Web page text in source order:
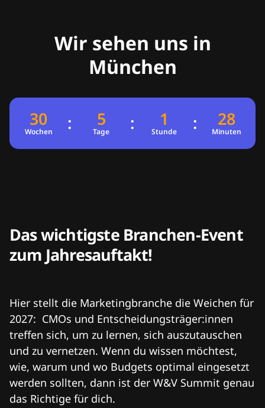
Wir sehen uns in
München
30
29
Wochen : 5
4
Tage : 1
0
Stunde : 28
27
Minuten
Das wichtigste Branchen-Event
zum Jahresauftakt!
Hier stellt die Marketingbranche die Weichen für
2027: CMOs und Entscheidungsträger:innen
treffen sich, um zu lernen, sich auszutauschen
und zu vernetzen. Wenn du wissen möchtest,
wie, warum und wo Budgets optimal eingesetzt
werden sollten, dann ist der W&V Summit genau
das Richtige für dich.